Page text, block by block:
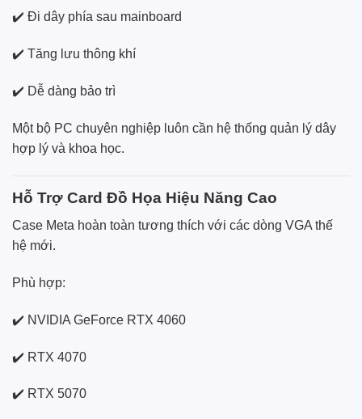
✔️ Đi dây phía sau mainboard
✔️ Tăng lưu thông khí
✔️ Dễ dàng bảo trì
Một bộ PC chuyên nghiệp luôn cần hệ thống quản lý dây
hợp lý và khoa học.
Hỗ Trợ Card Đồ Họa Hiệu Năng Cao
Case Meta hoàn toàn tương thích với các dòng VGA thế
hệ mới.
Phù hợp:
✔️ NVIDIA GeForce RTX 4060
✔️ RTX 4070
✔️ RTX 5070